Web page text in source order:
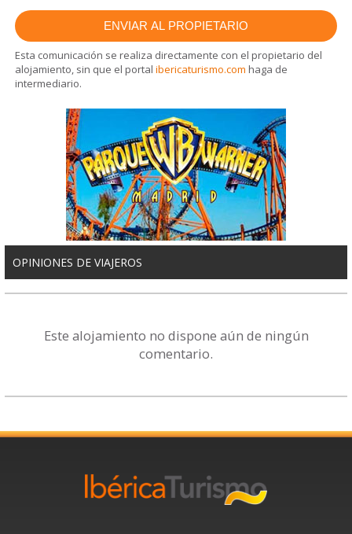
Esta comunicación se realiza directamente con el propietario del
alojamiento, sin que el portalibericaturismo.com haga de
intermediario.
OPINIONES DE VIAJEROS
Este alojamiento no dispone aún de ningún
comentario.